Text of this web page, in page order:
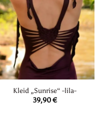
Kleid „Sunrise“ -lila-
39,90€